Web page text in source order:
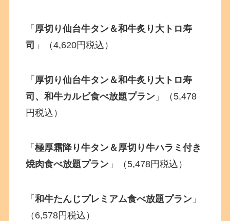
「 厚切り仙台牛タン＆和牛炙り大トロ寿
司 」（4,620円税込）
「 厚切り仙台牛タン＆和牛炙り大トロ寿
司、和牛カルビ食べ放題プラン 」（5,478
円税込）
「極厚霜降り牛タン＆厚切り牛ハラミ付き
焼肉食べ放題プラン 」（5,478円税込）
「和牛たんじプレミアム食べ放題プラン 」
（6,578円税込）